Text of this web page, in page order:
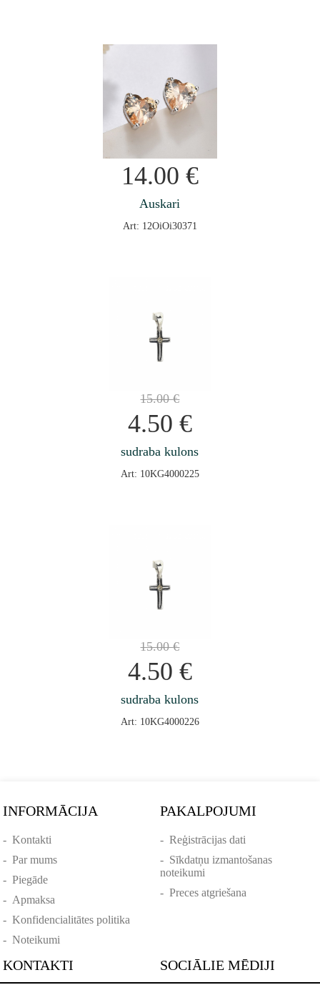
14.00 €
Auskari
Art: 12OiOi30371
15.00€
4.50 €
sudraba kulons
Art: 10KG4000225
15.00€
4.50 €
sudraba kulons
Art: 10KG4000226
INFORMĀCIJA
-Kontakti
-Par mums
-Piegāde
- Apmaksa
-Konfidencialitātes politika
-Noteikumi
PAKALPOJUMI
- Reģistrācijas dati
- Sīkdatņu izmantošanas
noteikumi
- Preces atgriešana
KONTAKTI SOCIĀLIE MĒDIJI